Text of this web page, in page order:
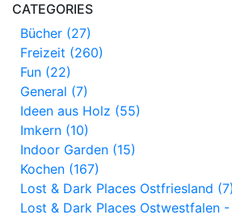
CATEGORIES
Bücher (27)
Freizeit (260)
Fun (22)
General (7)
Ideen aus Holz (55)
Imkern (10)
Indoor Garden (15)
Kochen (167)
Lost & Dark Places Ostfriesland (7)
Lost & Dark Places Ostwestfalen